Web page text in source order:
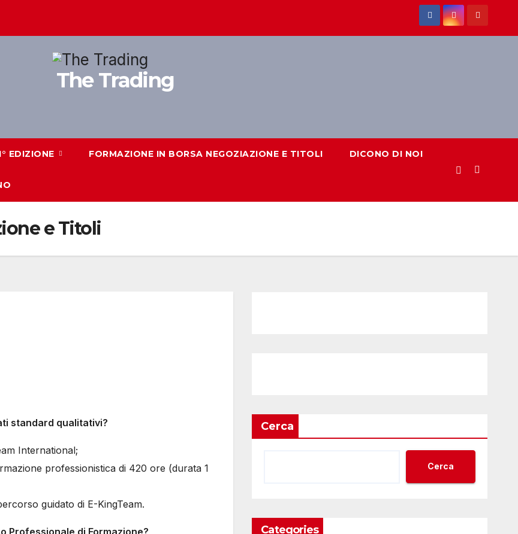
The Trading
EDIZIONE FORMAZIONE IN BORSA NEGOZIAZIONE E TITOLI DICONO DI NOI
e Titoli
standard qualitativi?
International;
professionistica di 420 ore (durata 1
guidato di E-KingTeam.
Professionale di Formazione?
Cerca
Cerca
Categories